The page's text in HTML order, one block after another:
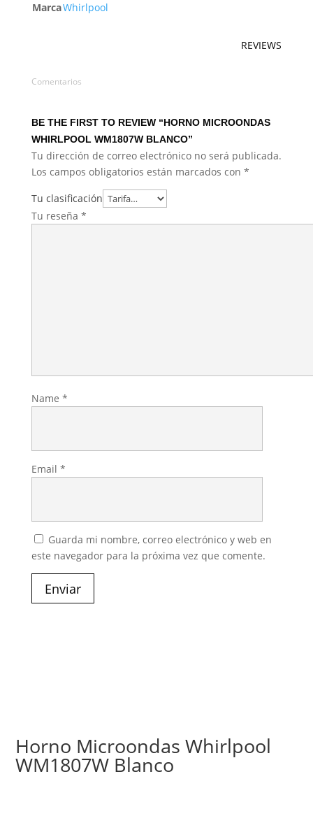
MarcaWhirlpool
REVIEWS
Comentarios
BE THE FIRST TO REVIEW “HORNO MICROONDAS
WHIRLPOOL WM1807W BLANCO”
Tu dirección de correo electrónico no será publicada.
Los campos obligatorios están marcados con *
Tu clasificación
Tu reseña *
Name *
Email *
Guarda mi nombre, correo electrónico y web en
este navegador para la próxima vez que comente.
Enviar
Horno Microondas Whirlpool
WM1807W Blanco